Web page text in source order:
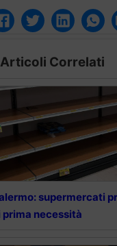
Articoli Correlati
supermercati
necessità